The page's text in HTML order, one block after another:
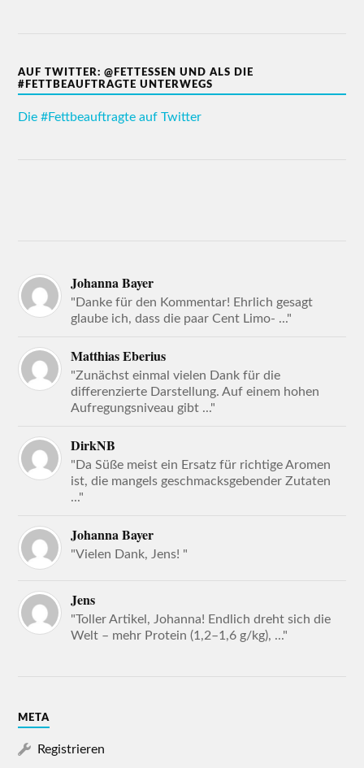
AUF TWITTER: @FETTESSEN UND ALS DIE
#FETTBEAUFTRAGTE UNTERWEGS
Die #Fettbeauftragte auf Twitter
Johanna Bayer
"Danke für den Kommentar! Ehrlich gesagt
glaube ich, dass die paar Cent Limo- ..."
Matthias Eberius
"Zunächst einmal vielen Dank für die
differenzierte Darstellung. Auf einem hohen
Aufregungsniveau gibt ..."
DirkNB
"Da Süße meist ein Ersatz für richtige Aromen
ist, die mangels geschmacksgebender Zutaten
..."
Johanna Bayer
"Vielen Dank, Jens! "
Jens
"Toller Artikel, Johanna! Endlich dreht sich die
Welt – mehr Protein (1,2–1,6 g/kg), ..."
META
Registrieren